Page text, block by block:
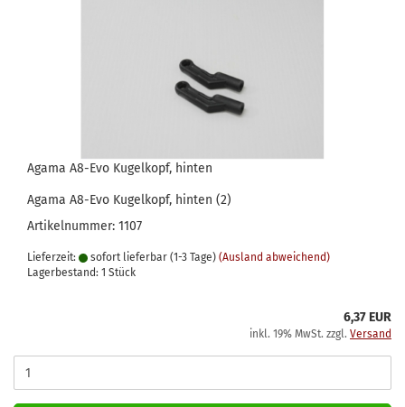
Agama A8-Evo Kugelkopf, hinten
Agama A8-Evo Kugelkopf, hinten (2)
Artikelnummer: 1107
Lieferzeit: sofort lieferbar (1-3 Tage) (Ausland abweichend)
Lagerbestand: 1 Stück
6,37 EUR
inkl. 19% MwSt. zzgl. Versand